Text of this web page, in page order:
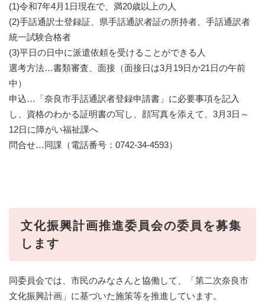
(1)令和7年4月1日現在で、満20歳以上の人
(2)手話通訳士登録証、県手話通訳者証の所持者、手話通訳者
統一試験合格者
(3)平日の日中に派遣依頼を受けることができる人
選考方法…書類審査、面接（面接日は3月19日か21日の午前
中）
申込…「奈良市手話通訳者登録申請書」に必要事項を記入
し、資格のわかる証明書の写し、顔写真を添えて、3月3日～
12日に障がい福祉課へ
問合せ…同課（電話番号：0742-34-4593）
文化振興計画推進委員会の委員を募集
します
同委員会では、市民のみなさんと協働して、「第二次奈良市
文化振興計画」に基づいた施策等を推進しています。